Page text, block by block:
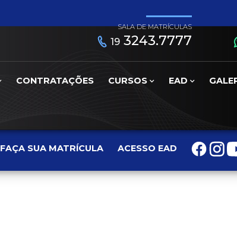
SALA DE MATRÍCULAS
193243.7777
CONTRATAÇÕES CURSOS EAD
FAÇA SUA MATRÍCULA ACESSO EAD